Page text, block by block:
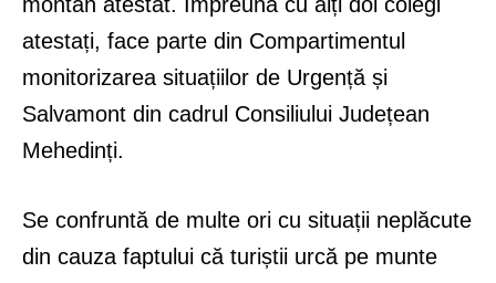
atestați, face parte din Compartimentul
monitorizarea situațiilor de Urgență și
Salvamont din cadrul Consiliului Județean
Mehedinți.
Se confruntă de multe ori cu situații neplăcute
din cauza faptului că turiștii urcă pe munte